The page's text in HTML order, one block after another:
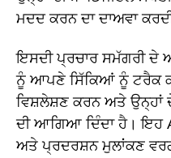
ਮਦਦ ਕਰਨ ਦਾ ਦਾਅਵਾ
ਇਸਦੀ ਪ੍ਰਚਾਰ ਸਮੱਗਰੀ ਦੇ
ਨੂੰ ਆਪਣੇ ਸਿੱਕਿਆਂ ਨੂੰ ਟਰੈਕ
ਵਿਸ਼ਲੇਸ਼ਣ ਕਰਨ ਅਤੇ ਉਨ੍ਹਾਂ
ਦੀ ਆਗਿਆ ਦਿੰਦਾ ਹੈ। ਇਹ
ਅਤੇ ਪ੍ਰਦਰਸ਼ਨ ਮੁਲਾਂਕਣ